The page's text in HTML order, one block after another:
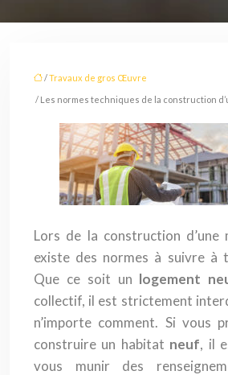
/Travaux de gros Œuvre
/ Les normes techniques de la construction
Lors de la construction d’une
existe des normes à suivre à
Que ce soit un logement
collectif, il est strictement
n’importe comment. Si vous
construire un habitat neuf, il
vous munir des